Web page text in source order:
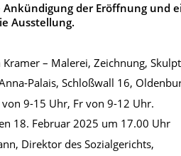
der Eröffnung und
Ausstellung.
Kramer – Malerei, Zeichnung,
Palais, Schloßwall 16,
9-15 Uhr, Fr von 9-12 Uhr.
18. Februar 2025 um 17.00 Uhr
Direktor des Sozialgerichts,